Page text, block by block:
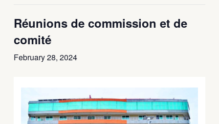
Réunions de commission et de
comité
February 28, 2024